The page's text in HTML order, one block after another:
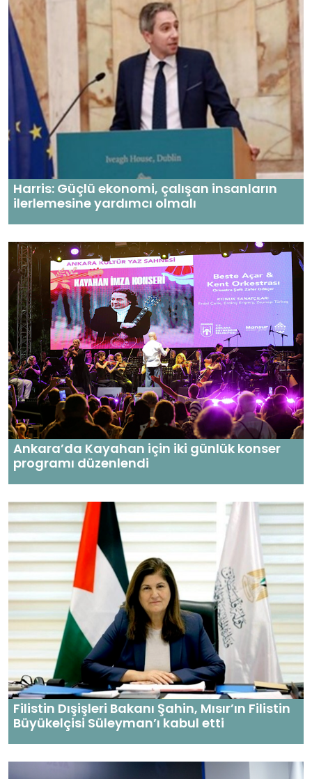
Harris: Güçlü ekonomi, çalışan insanların
ilerlemesine yardımcı olmalı
Ankara’da Kayahan için iki günlük konser
programı düzenlendi
Filistin Dışişleri Bakanı Şahin, Mısır’ın Filistin
Büyükelçisi Süleyman’ı kabul etti